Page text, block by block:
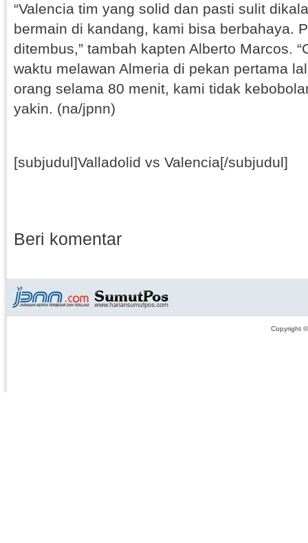
“Valencia tim yang solid dan pasti sulit
bermain di kandang, kami bisa berbahaya.
ditembus,” tambah kapten Alberto Marcos.
waktu melawan Almeria di pekan pertama
orang selama 80 menit, kami tidak
yakin. (na/jpnn)
[subjudul]Valladolid vs Valencia[/subjudul]
Beri komentar
Copyright